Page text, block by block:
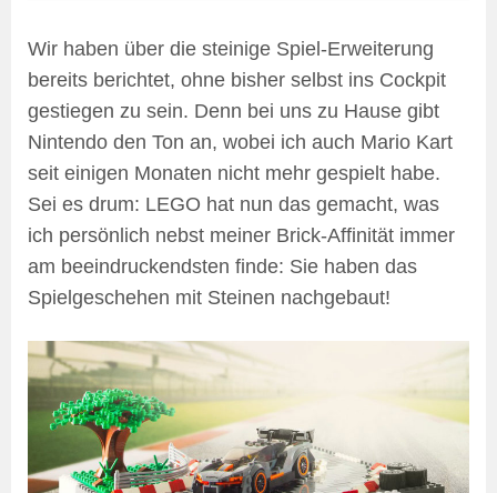
Wir haben über die steinige Spiel-Erweiterung
bereits berichtet, ohne bisher selbst ins Cockpit
gestiegen zu sein. Denn bei uns zu Hause gibt
Nintendo den Ton an, wobei ich auch Mario Kart
seit einigen Monaten nicht mehr gespielt habe.
Sei es drum: LEGO hat nun das gemacht, was
ich persönlich nebst meiner Brick-Affinität immer
am beeindruckendsten finde: Sie haben das
Spielgeschehen mit Steinen nachgebaut!